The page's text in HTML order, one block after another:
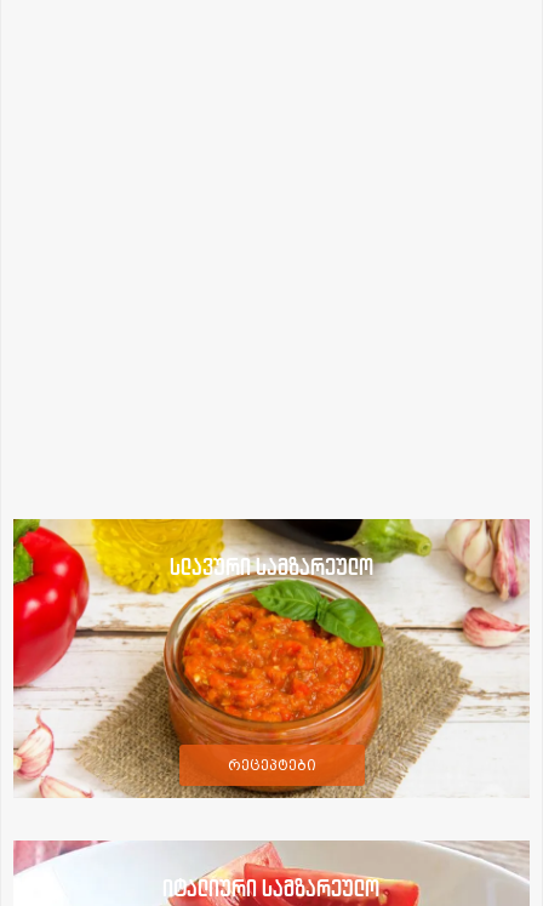
სლავური სამზარეულო
რეცეპტები
იტალიური სამზარეულო